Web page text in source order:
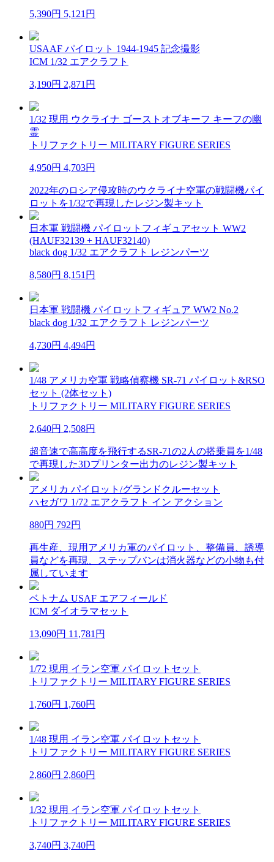
5,390円 5,121円
USAAF パイロット 1944-1945 記念撮影
ICM 1/32 エアクラフト
3,190円 2,871円
1/32 現用 ウクライナ ゴーストオブキーフ キーフの幽
霊
トリファクトリー MILITARY FIGURE SERIES
4,950円 4,703円
2022年のロシア侵攻時のウクライナ空軍の戦闘機パイ
ロットを1/32で再現したレジン製キット
日本軍 戦闘機 パイロットフィギュアセット WW2
(HAUF32139 + HAUF32140)
black dog 1/32 エアクラフト レジンパーツ
8,580円 8,151円
日本軍 戦闘機 パイロットフィギュア WW2 No.2
black dog 1/32 エアクラフト レジンパーツ
4,730円 4,494円
1/48 アメリカ空軍 戦略偵察機 SR-71 パイロット&RSO
セット (2体セット)
トリファクトリー MILITARY FIGURE SERIES
2,640円 2,508円
超音速で高高度を飛行するSR-71の2人の搭乗員を1/48
で再現した3Dプリンター出力のレジン製キット
アメリカ パイロット/グランドクルーセット
ハセガワ 1/72 エアクラフト イン アクション
880円 792円
再生産、現用アメリカ軍のパイロット、整備員、誘導
員などを再現、ステップバンは消火器などの小物も付
属しています
ベトナム USAF エアフィールド
ICM ダイオラマセット
13,090円 11,781円
1/72 現用 イラン空軍 パイロットセット
トリファクトリー MILITARY FIGURE SERIES
1,760円 1,760円
1/48 現用 イラン空軍 パイロットセット
トリファクトリー MILITARY FIGURE SERIES
2,860円 2,860円
1/32 現用 イラン空軍 パイロットセット
トリファクトリー MILITARY FIGURE SERIES
3,740円 3,740円